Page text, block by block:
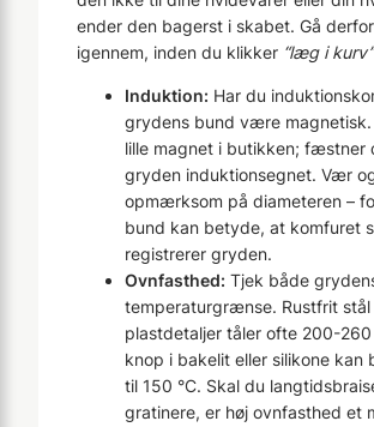
ender den bagerst i skabet. Gå
igennem, inden du klikker “læg i kurv”
Induktion: Har du
grydens bund være magnetisk.
lille magnet i butikken; fæstner
gryden induktionsegnet. Vær
opmærksom på diameteren –
bund kan betyde, at komfuret
registrerer gryden.
Ovnfasthed: Tjek både
temperaturgrænse. Rustfrit stål
plastdetaljer tåler ofte 200-260
knop i bakelit eller silikone kan
til 150 °C. Skal du
gratinere, er høj ovnfasthed et